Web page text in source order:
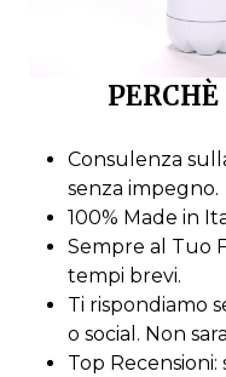
Consulenza
senza impegno.
100% Made in
Sempre al Tuo
tempi brevi.
Ti rispondiamo
o social. Non
Top Recensioni: